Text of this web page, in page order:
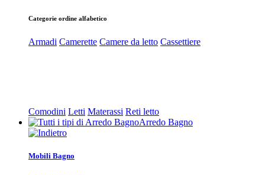
Categorie ordine alfabetico
Armadi Camerette Camere da letto Cassettiere
Comodini Letti Materassi Reti letto
Arredo Bagno
Mobili Bagno